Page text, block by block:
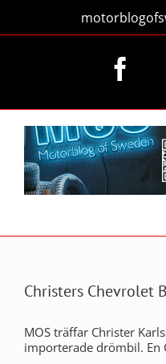
innehållet
Christers Chevrolet
MOS träffar Christer
importerade drömbil. En